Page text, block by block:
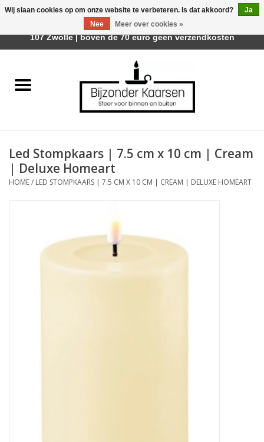
Räder Design Stories
Geurkaarsen
Kaarsenhouders
Led Stompkaars | 7.5 cm x 10 cm | Cream
| Deluxe Homeart
HOME/ LED STOMPKAARS | 7.5 CM X 10 CM | CREAM | DELUXE HOMEART
Wij slaan cookies op om onze website te verbeteren. Is dat akkoord?
Ja
Nee
Meer over cookies »
Afhalen is mogelijk bij Trotz Woon & Cadeau | Belvederelaan
107 Zwolle | boven de 70 euro geen verzendkosten